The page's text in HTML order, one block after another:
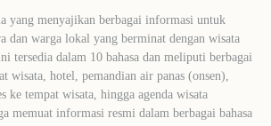
yang menyajikan berbagai informasi untuk
dan warga lokal yang berminat dengan wisata
tersedia dalam 10 bahasa dan meliputi berbagai
wisata, hotel, pemandian air panas (onsen),
ke tempat wisata, hingga agenda wisata
memuat informasi resmi dalam berbagai bahasa